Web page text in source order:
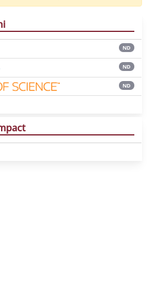
ND
ND
ND